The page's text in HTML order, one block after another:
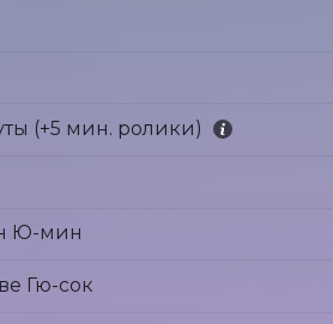
(+5 мин. ролики)
Ю-мин
Гю-сок